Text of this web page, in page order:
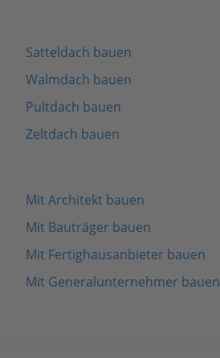
Satteldach bauen
Walmdach bauen
Pultdach bauen
Zeltdach bauen
Mit Architekt bauen
Mit Bauträger bauen
Mit Fertighausanbieter bauen
Mit Generalunternehmer bauen